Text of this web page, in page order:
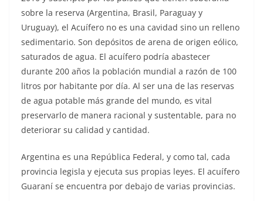
sobre la reserva (Argentina, Brasil, Paraguay y
Uruguay), el Acuífero no es una cavidad sino un relleno
sedimentario. Son depósitos de arena de origen eólico,
saturados de agua. El acuífero podría abastecer
durante 200 años la población mundial a razón de 100
litros por habitante por día. Al ser una de las reservas
de agua potable más grande del mundo, es vital
preservarlo de manera racional y sustentable, para no
deteriorar su calidad y cantidad.
Argentina es una República Federal, y como tal, cada
provincia legisla y ejecuta sus propias leyes. El acuífero
Guaraní se encuentra por debajo de varias provincias.